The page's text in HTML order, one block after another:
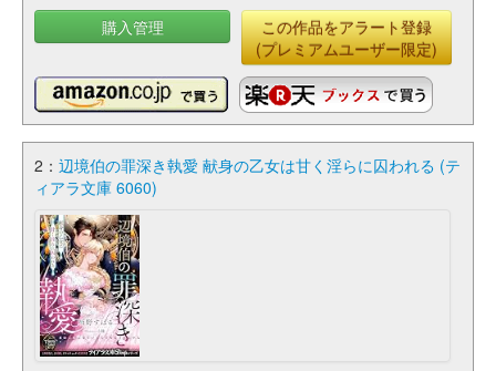
購入管理
この作品をアラート登録
(プレミアムユーザー限定)
2： 辺境伯の罪深き執愛 献身の乙女は甘く淫らに囚われる (テ
ィアラ文庫 6060)